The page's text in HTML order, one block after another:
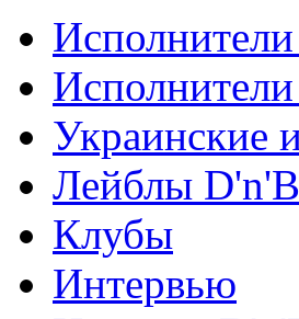
Украинские
Лейблы D'n'B
Клубы
Интервью